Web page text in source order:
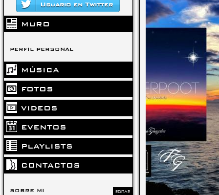
Usuario en Twitter
MURO
PERFIL PERSONAL
MÚSICA
FOTOS
VIDEOS
EVENTOS
PLAYLISTS
CONTACTOS
SOBRE MI EDITAR